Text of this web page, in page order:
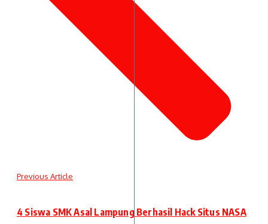
Previous Article
4 Siswa SMK Asal Lampung Berhasil Hack Situs NASA